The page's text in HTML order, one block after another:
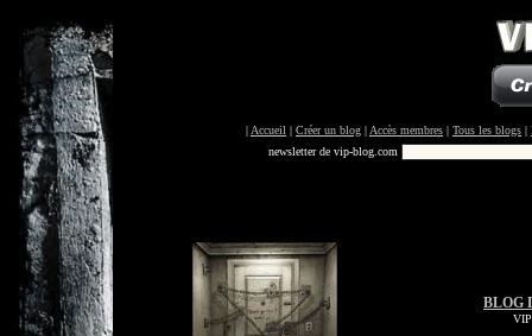
| Accueil | Créer un blog | Accès membres | Tous les blogs |
newsletter de vip-blog.com
BLOG